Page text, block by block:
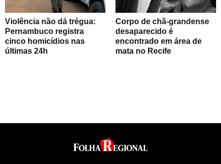
Violência não dá trégua:
Pernambuco registra
cinco homicídios nas
últimas 24h
Corpo de chã-grandense
desaparecido é
encontrado em área de
mata no Recife